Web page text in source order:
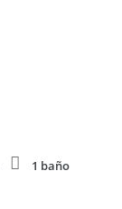
1 baño